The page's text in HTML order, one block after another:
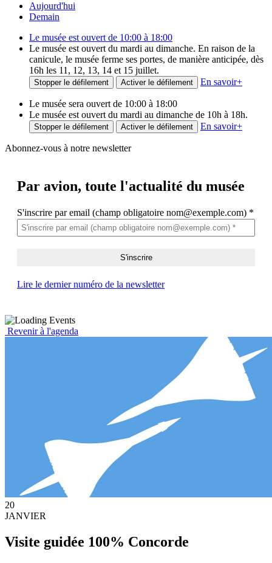
Aujourd'hui
Demain
Le musée est ouvert de 10:00 à 18:00
Le musée est ouvert du mardi au dimanche. En raison de la
canicule, le musée ferme ses portes, de manière anticipée, dès
16h les 11, 12, 13, 14 et 15 juillet.
Stopper le défilement Activer le défilement En savoir+
Le musée sera ouvert de 10:00 à 18:00
Le musée est ouvert du mardi au dimanche de 10h à 18h.
Stopper le défilement Activer le défilement En savoir+
Abonnez-vous à notre newsletter
Par avion, toute l'actualité du musée
S'inscrire par email (champ obligatoire nom@exemple.com) *
Lire le dernier numéro de la newsletter
Revenir à l'agenda
20
JANVIER
Visite guidée 100% Concorde